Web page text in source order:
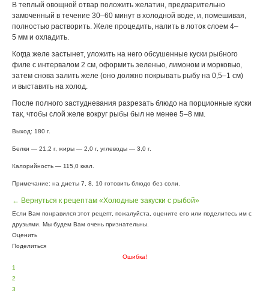
В теплый овощной отвар положить желатин, предварительно
замоченный в течение 30–60 минут в холодной воде, и, помешивая,
полностью растворить. Желе процедить, налить в лоток слоем 4–
5 мм и охладить.
Когда желе застынет, уложить на него обсушенные куски рыбного
филе с интервалом 2 см, оформить зеленью, лимоном и морковью,
затем снова залить желе (оно должно покрывать рыбу на 0,5–1 см)
и выставить на холод.
После полного застудневания разрезать блюдо на порционные куски
так, чтобы слой желе вокруг рыбы был не менее 5–8 мм.
Выход: 180 г.
Белки — 21,2 г, жиры — 2,0 г, углеводы — 3,0 г.
Калорийность — 115,0 ккал.
Примечание: на диеты 7, 8, 10 готовить блюдо без соли.
← Вернуться к рецептам «Холодные закуски с рыбой»
Если Вам понравился этот рецепт, пожалуйста, оцените его или поделитесь им с
друзьями. Мы будем Вам очень признательны.
Оценить
Поделиться
Ошибка!
1
2
3